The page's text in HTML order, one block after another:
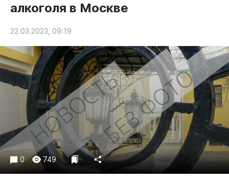
Статьи
Народные новости
Авто и транспорт
Благоустройство
Криминал
Культура
Недвижимость и ЖКХ
Образование
Общество
Погода
Праздники
алкоголя в Москве
22.03.2023, 09:19
0 749